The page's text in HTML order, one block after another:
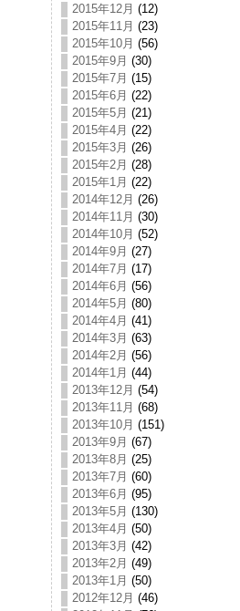
2015年12月 (12)
2015年11月 (23)
2015年10月 (56)
2015年9月 (30)
2015年7月 (15)
2015年6月 (22)
2015年5月 (21)
2015年4月 (22)
2015年3月 (26)
2015年2月 (28)
2015年1月 (22)
2014年12月 (26)
2014年11月 (30)
2014年10月 (52)
2014年9月 (27)
2014年7月 (17)
2014年6月 (56)
2014年5月 (80)
2014年4月 (41)
2014年3月 (63)
2014年2月 (56)
2014年1月 (44)
2013年12月 (54)
2013年11月 (68)
2013年10月 (151)
2013年9月 (67)
2013年8月 (25)
2013年7月 (60)
2013年6月 (95)
2013年5月 (130)
2013年4月 (50)
2013年3月 (42)
2013年2月 (49)
2013年1月 (50)
2012年12月 (46)